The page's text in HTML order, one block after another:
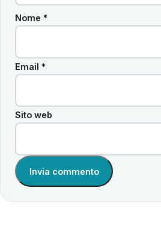
Nome *
Email *
Sito web